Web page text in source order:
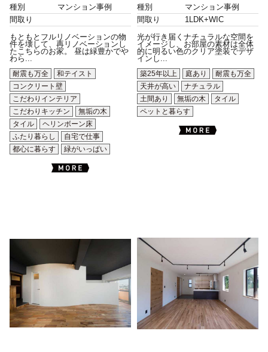
種別
マンション事例
間取り
もともとフルリノベーションの物
件を壊して、再リノベーションし
たこちらのお家。 昼は緑豊かでや
わら...
耐震も万全
和テイスト
コンクリート壁
こだわりインテリア
こだわりキッチン
無垢の木
タイル
ヘリンボーン床
ふたり暮らし
自宅で仕事
都心に暮らす
緑がいっぱい
種別
マンション事例
間取り
1LDK+WIC
光が行き届くナチュラルな空間を
イメージし、お部屋の素材は全体
的に明るい色のクリア塗装でデザ
インし...
築25年以上
庭あり
耐震も万全
天井が高い
ナチュラル
土間あり
無垢の木
タイル
ペットと暮らす